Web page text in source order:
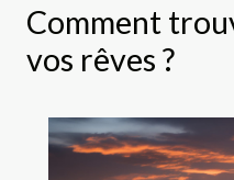
Comment
vos rêves ?